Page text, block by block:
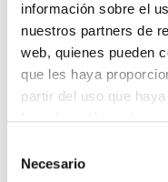
información sobre el
nuestros partners de
web, quienes pueden
que les haya
partir del uso que
Necesario
Le bon cap.-
elkargo mota bat.-
Hernani… Peio
le contexte
européen.
démographie
Piarres Ainciart.-